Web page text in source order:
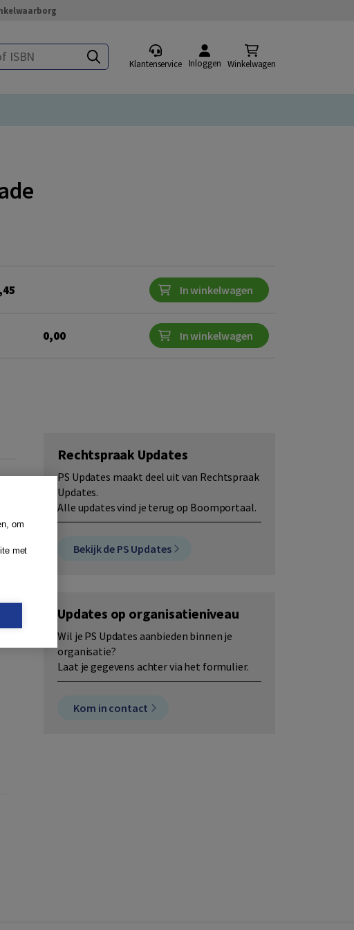
Klantenservice Inloggen Winkelwagen
In winkelwagen
0,00 In winkelwagen
Rechtspraak Updates
PS Updates maakt deel uit van Rechtspraak
Updates.
Alle updates vind je terug op Boomportaal.
Bekijk de PS Updates
Updates op organisatieniveau
Wil je PS Updates aanbieden binnen je
organisatie?
Laat je gegevens achter via het formulier.
Kom in contact
om
met